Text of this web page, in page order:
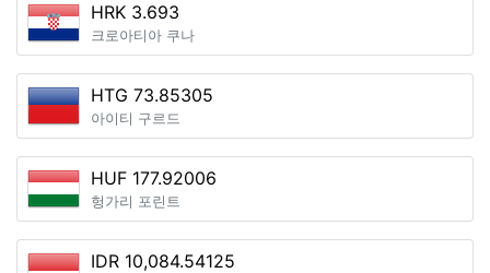
HRK 3.693
크로아티아 쿠나
HTG 73.85305
아이티 구르드
HUF 177.92006
헝가리 포린트
IDR 10,084.54125